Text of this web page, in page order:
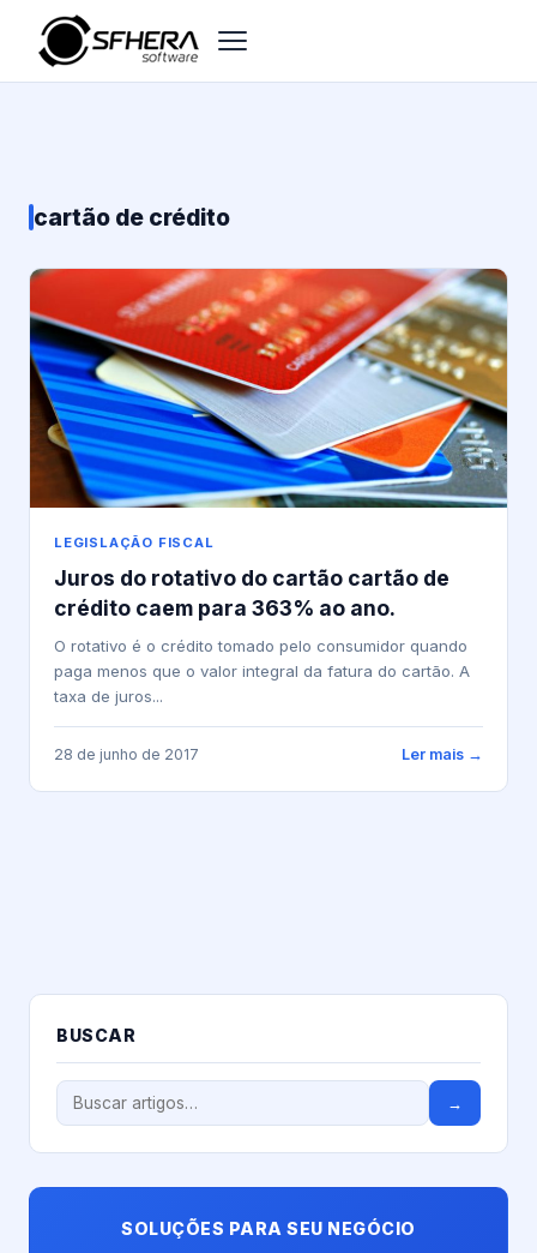
cartão de crédito
LEGISLAÇÃO FISCAL
Juros do rotativo do cartão cartão de
crédito caem para 363% ao ano.
O rotativo é o crédito tomado pelo consumidor quando
paga menos que o valor integral da fatura do cartão. A
taxa de juros...
28 de junho de 2017 Ler mais →
BUSCAR
→
SOLUÇÕES PARA SEU NEGÓCIO